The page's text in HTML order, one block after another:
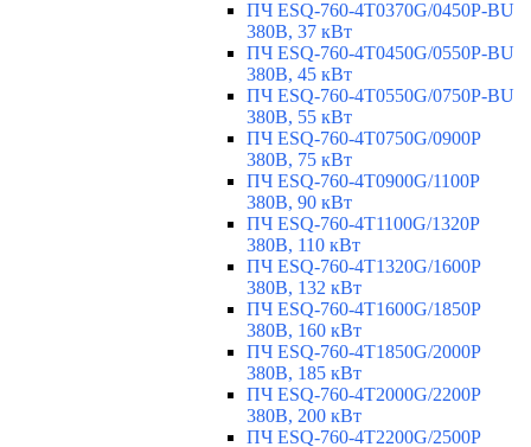
ПЧ ESQ-760-4T0370G/0450P-BU
380В, 37 кВт
ПЧ ESQ-760-4T0450G/0550P-BU
380В, 45 кВт
ПЧ ESQ-760-4T0550G/0750P-BU
380В, 55 кВт
ПЧ ESQ-760-4T0750G/0900P
380В, 75 кВт
ПЧ ESQ-760-4T0900G/1100P
380В, 90 кВт
ПЧ ESQ-760-4T1100G/1320P
380В, 110 кВт
ПЧ ESQ-760-4T1320G/1600P
380В, 132 кВт
ПЧ ESQ-760-4T1600G/1850P
380В, 160 кВт
ПЧ ESQ-760-4T1850G/2000P
380В, 185 кВт
ПЧ ESQ-760-4T2000G/2200P
380В, 200 кВт
ПЧ ESQ-760-4T2200G/2500P